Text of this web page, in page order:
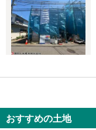
おすすめの土地